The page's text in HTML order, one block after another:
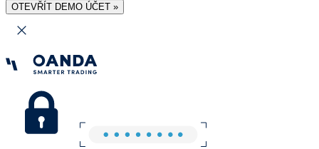
OTEVŘÍT DEMO ÚČET »